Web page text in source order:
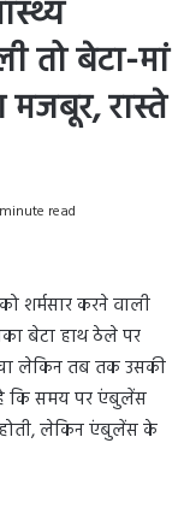
तो बेटा-मां
रास्ते
read
शर्मसार करने वाली
बेटा हाथ ठेले पर
लेकिन तब तक उसकी
है कि समय पर एंबुलेंस
लेकिन एंबुलेंस के